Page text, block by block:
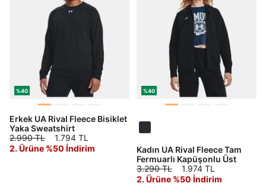
DOĞRU UNDER
%40
Erkek UA Rival Fleece Bisiklet
Yaka Sweatshirt
2.990 TL
1.794 TL
2. Ürüne %50 İndirim
%40
Kadın UA Rival Fleece Tam
Fermuarlı Kapüşonlu Üst
3.290 TL
1.974 TL
2. Ürüne %50 İndirim